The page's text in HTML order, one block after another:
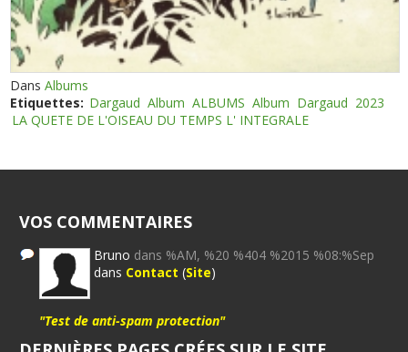
DansAlbums
Etiquettes: Dargaud Album ALBUMS Album Dargaud 2023
LA QUETE DE L'OISEAU DU TEMPS L' INTEGRALE
VOS COMMENTAIRES
Bruno dans %AM, %20 %404 %2015 %08:%Sep
dans Contact (Site)
"Test de anti-spam protection"